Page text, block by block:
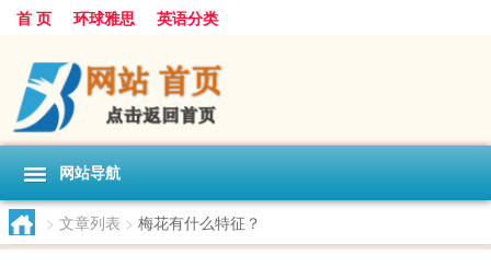
首 页 环球雅思 英语分类
网站导航
> 文章列表 > 梅花有什么特征？